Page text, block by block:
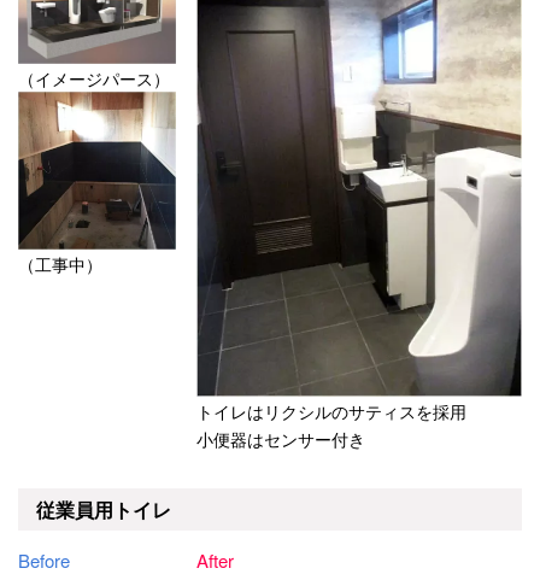
（イメージパース）
（工事中）
トイレはリクシルのサティスを採用
小便器はセンサー付き
従業員用トイレ
Before After